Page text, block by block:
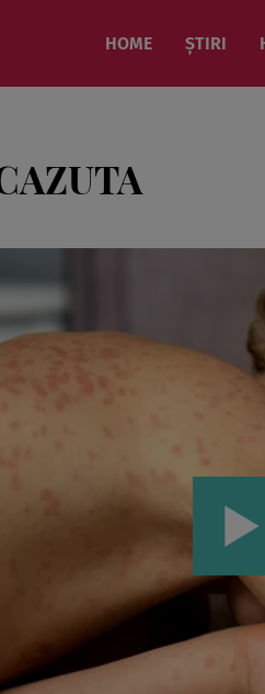
HOME ȘTIRI